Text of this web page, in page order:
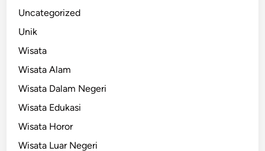
Uncategorized
Unik
Wisata
Wisata Alam
Wisata Dalam Negeri
Wisata Edukasi
Wisata Horor
Wisata Luar Negeri